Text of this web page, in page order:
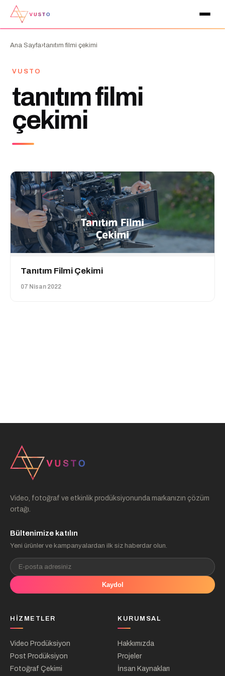
Ana Sayfa›tanıtım filmi çekimi
VUSTO
tanıtım filmi
çekimi
Tanıtım Filmi Çekimi
07 Nisan 2022
Video, fotoğraf ve etkinlik prodüksiyonunda markanızın çözüm
ortağı.
Bültenimize katılın
Yeni ürünler ve kampanyalardan ilk siz haberdar olun.
Kaydol
HIZMETLER
Video Prodüksiyon
Post Prodüksiyon
Fotoğraf Çekimi
KURUMSAL
Hakkımızda
Projeler
İnsan Kaynakları